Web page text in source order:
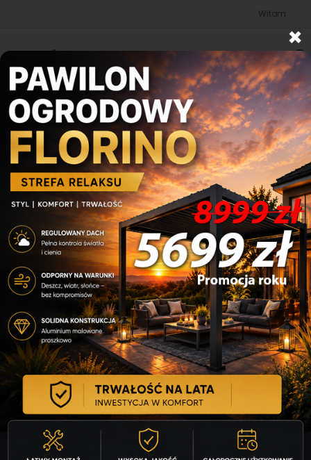
×
Witamy w sklepie
0